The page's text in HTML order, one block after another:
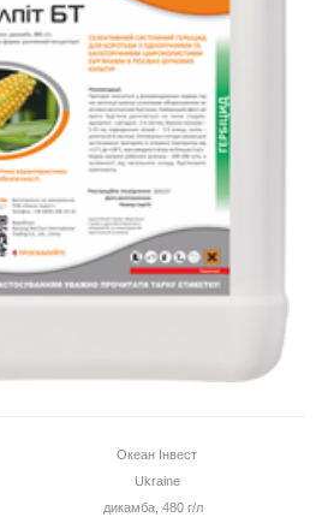
Океан Інвест
Ukraine
дикамба, 480 г/л